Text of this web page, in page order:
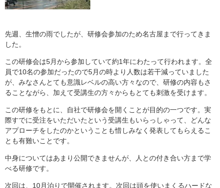
先週、生憎の雨でしたが、研修会参加のため名古屋まで行ってきま
した。
この研修会は5月から参加していて約1年にわたって行われます。全
員で10名の参加だったので5月の時より人数は若干減っていました
が、みなさんとても意識レベルの高い方々なので、研修の内容もさ
ることながら、加えて受講生の方々からもとても刺激を受けます。
この研修をもとに、自社で研修会を開くことが目的の一つです。実
際すでに受注をいただいたという受講生もいらっしゃって、どんな
アプローチをしたのかということも惜しみなく発表してもらえるこ
とも有難いことです。
中身についてはあまり公開できませんが、人との付き合い方まで学
べる研修です。
次回は、10月泊りで開催されます。次回は頭を使いまくるハードな